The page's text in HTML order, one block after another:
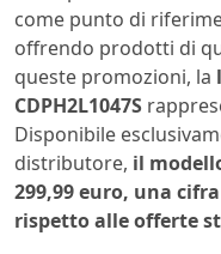
come punto di
offrendo prodotti di
queste promozioni, la
CDPH2L1047S
Disponibile
distributore, il
299,99 euro, una
rispetto alle offerte